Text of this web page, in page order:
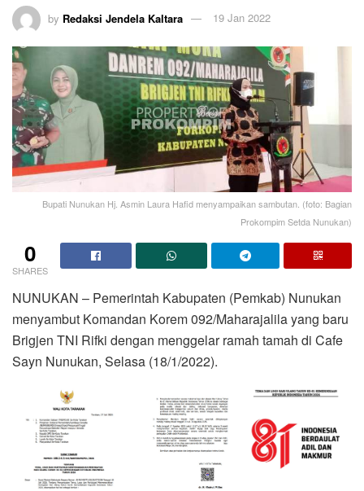
by Redaksi Jendela Kaltara 19 Jan 2022
Bupati Nunukan Hj. Asmin Laura Hafid menyampaikan sambutan. (foto: Bagian
Prokompim Setda Nunukan)
0
SHARES
NUNUKAN – Pemerintah Kabupaten (Pemkab) Nunukan
menyambut Komandan Korem 092/Maharajalila yang baru
Brigjen TNI Rifki dengan menggelar ramah tamah di Cafe
Sayn Nunukan, Selasa (18/1/2022).